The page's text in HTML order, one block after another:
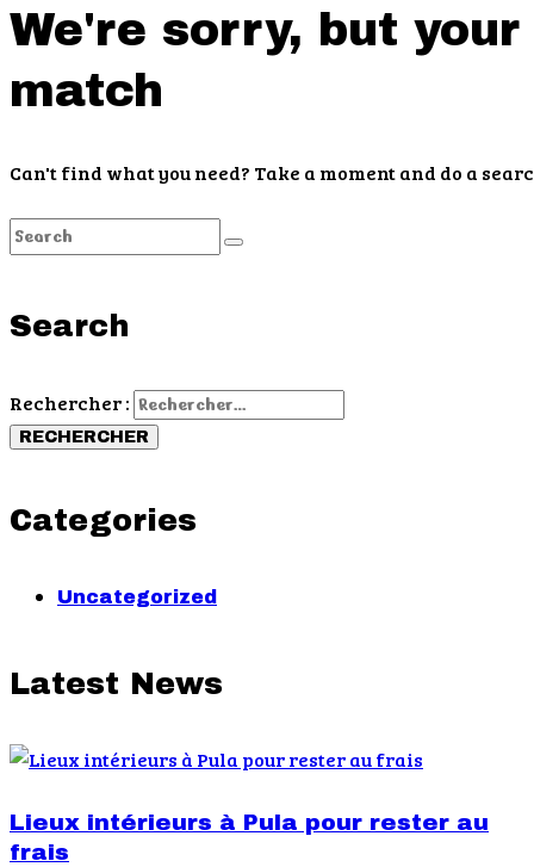
We're sorry, but
match
Can't find what you need? Take a moment and do a
Search
Rechercher :
Categories
Uncategorized
Latest News
Lieux intérieurs à Pula pour rester au
frais